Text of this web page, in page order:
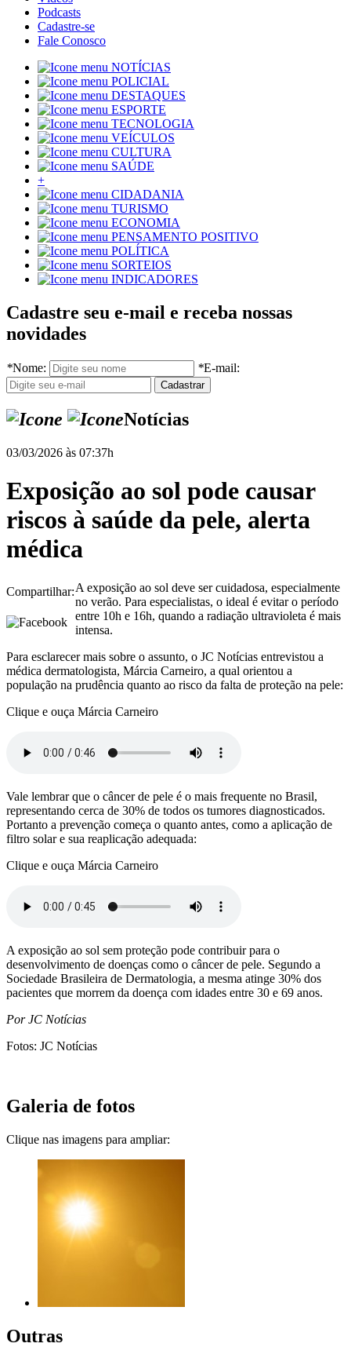
Podcasts
Cadastre-se
Fale Conosco
NOTÍCIAS
POLICIAL
DESTAQUES
ESPORTE
TECNOLOGIA
VEÍCULOS
CULTURA
SAÚDE
+
CIDADANIA
TURISMO
ECONOMIA
PENSAMENTO POSITIVO
POLÍTICA
SORTEIOS
INDICADORES
Cadastre seu e-mail e receba nossas
novidades
*Nome: *E-mail:
Notícias
03/03/2026 às 07:37h
Exposição ao sol pode causar
riscos à saúde da pele, alerta
médica
Compartilhar:A exposição ao sol deve ser cuidadosa, especialmente
no verão. Para especialistas, o ideal é evitar o período
entre 10h e 16h, quando a radiação ultravioleta é mais
intensa.
Para esclarecer mais sobre o assunto, o JC Notícias entrevistou a
médica dermatologista, Márcia Carneiro, a qual orientou a
população na prudência quanto ao risco da falta de proteção na pele:
Clique e ouça Márcia Carneiro
Vale lembrar que o câncer de pele é o mais frequente no Brasil,
representando cerca de 30% de todos os tumores diagnosticados.
Portanto a prevenção começa o quanto antes, como a aplicação de
filtro solar e sua reaplicação adequada:
Clique e ouça Márcia Carneiro
A exposição ao sol sem proteção pode contribuir para o
desenvolvimento de doenças como o câncer de pele. Segundo a
Sociedade Brasileira de Dermatologia, a mesma atinge 30% dos
pacientes que morrem da doença com idades entre 30 e 69 anos.
Por JC Notícias
Fotos: JC Notícias
Galeria de fotos
Clique nas imagens para ampliar:
Outras